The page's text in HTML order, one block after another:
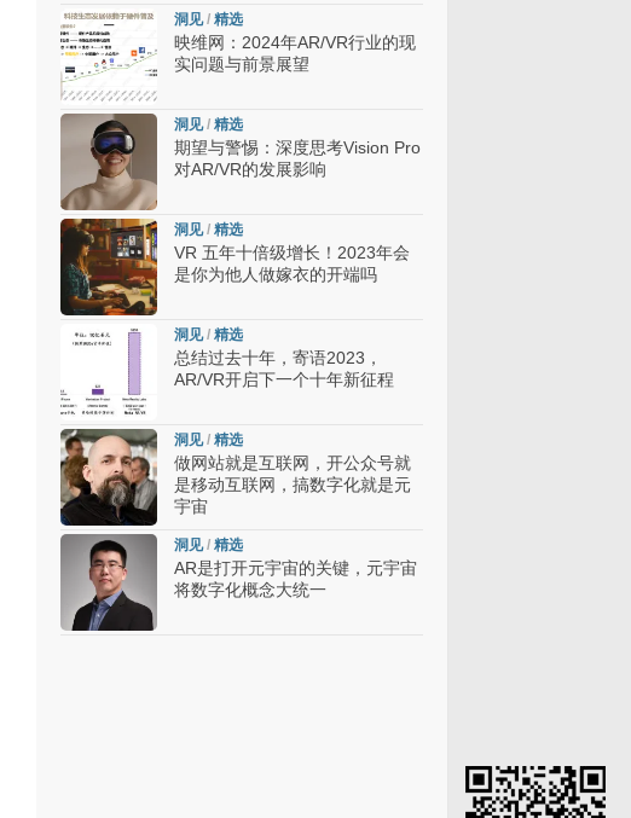
洞见/ 精选
映维网：2024年AR/VR行业的现
实问题与前景展望
洞见/ 精选
期望与警惕：深度思考Vision Pro
对AR/VR的发展影响
洞见/ 精选
VR 五年十倍级增长！2023年会
是你为他人做嫁衣的开端吗
洞见/ 精选
总结过去十年，寄语2023，
AR/VR开启下一个十年新征程
洞见/ 精选
做网站就是互联网，开公众号就
是移动互联网，搞数字化就是元
宇宙
洞见/ 精选
AR是打开元宇宙的关键，元宇宙
将数字化概念大统一